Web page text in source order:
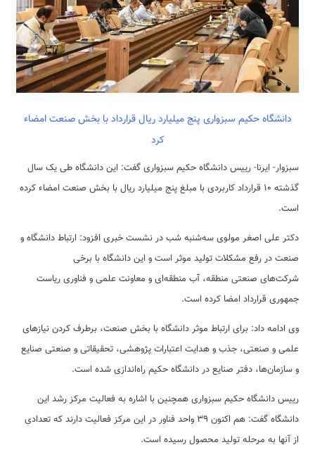
دانشگاه حکیم سبزواری پنج میلیارد ریال قرارداد با بخش صنعت امضاء
کرد
سبزوار- ایرنا- رییس دانشگاه حکیم سبزواری گفت: این دانشگاه طی یک سال
گذشته ۱۰ قرارداد کاربردی با مبلغ پنج میلیارد ریال با بخش صنعت امضاء کرده
است.
دکتر علی اصغر مولوی سه‌شنبه شب در نشست خبری افزود: ارتباط دانشگاه و
صنعت در رفع مشکلات تولید موثر است و این دانشگاه با برخی
شرکت‌های صنعتی منطقه، آب منطقه‌ای و معاونت علمی و فناوری ریاست
جمهوری قرارداد امضا کرده است.
وی ادامه داد: برای ارتباط موثر دانشگاه با بخش صنعت، برطرف کردن نیازهای
علمی و صنعتی، جذب و هدایت اعتبارات پژوهشی، تحقیقاتی و صنعتی صنایع
و سازمان‌ها، دفتر صنایع در دانشگاه حکیم راه‌اندازی شده است.
رییس دانشگاه حکیم سبزواری همچنین با اشاره به فعالیت مرکز رشد این
دانشگاه گفت: هم اکنون ۳۹ واحد فناور در این مرکز فعالیت دارند که تعدادی
از آنها به مرحله تولید محصول رسیده است.